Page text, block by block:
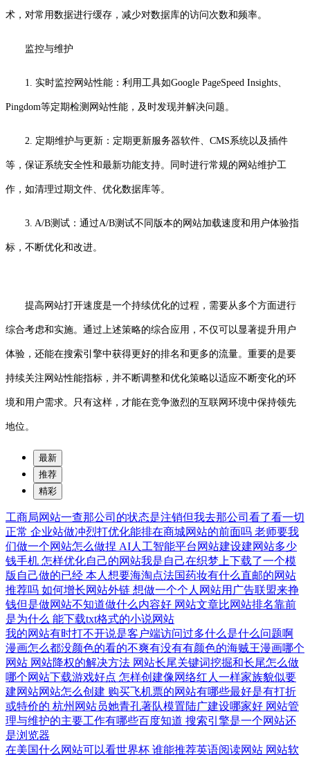
术，对常用数据进行缓存，减少对数据库的访问次数和频率。
监控与维护
1. 实时监控网站性能：利用工具如Google PageSpeed Insights、
Pingdom等定期检测网站性能，及时发现并解决问题。
2. 定期维护与更新：定期更新服务器软件、CMS系统以及插件
等，保证系统安全性和最新功能支持。同时进行常规的网站维护工
作，如清理过期文件、优化数据库等。
3. A/B测试：通过A/B测试不同版本的网站加载速度和用户体验指
标，不断优化和改进。
提高网站打开速度是一个持续优化的过程，需要从多个方面进行
综合考虑和实施。通过上述策略的综合应用，不仅可以显著提升用户
体验，还能在搜索引擎中获得更好的排名和更多的流量。重要的是要
持续关注网站性能指标，并不断调整和优化策略以适应不断变化的环
境和用户需求。只有这样，才能在竞争激烈的互联网环境中保持领先
地位。
最新
推荐
精彩
工商局网站一查那公司的状态是注销但我去那公司看了看一切
正常 企业站做冲烈打优化能排在商城网站的前面吗 老师要我
们做一个网站怎么做捏 AI人工智能平台网站建设建网站多少
钱手机 怎样优化自己的网站我是自己在织梦上下载了一个模
版自己做的已经 本人想要海淘点法国药妆有什么直邮的网站
推荐吗 如何增长网站外链 想做一个个人网站用广告联盟来挣
钱但是做网站不知道做什么内容好 网站文章比网站排名靠前
是为什么 能下载txt格式的小说网站
我的网站有时打不开说是客户端访问过多什么是什么问题啊
漫画怎么都没颜色的看的不爽有没有有颜色的海贼王漫画哪个
网站 网站降权的解决方法 网站长尾关键词挖掘和长尾怎么做
哪个网站下载游戏好点 怎样创建像网络红人一样家族貌似要
建网站网站怎么创建 购买飞机票的网站有哪些最好是有打折
或特价的 杭州网站员她青孔著队模置陆广建设哪家好 网站管
理与维护的主要工作有哪些百度知道 搜索引擎是一个网站还
是浏览器
在美国什么网站可以看世界杯 谁能推荐英语阅读网站 网站软